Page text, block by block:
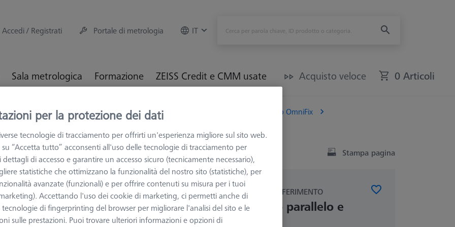
Accedi / Registrati Portale di metrologia IT
Sala metrologica Formazione ZEISS Credit e CMM usate Acquisto veloce 0 Articoli
e Ottiche Fissaggio dei particolari Sistemi di fissaggio
Kit di fissaggio OmniFix
Stampa pagina
PARTI INDIVIDUALI DEI SET DI RIFERIMENTO
Attacco per morsetto parallelo e
dodecaedro
per la protezione dei dati
tecnologie di tracciamento per offrirti un'esperienza migliore sul sito web.
su “Accetta tutto” acconsenti all'uso delle tecnologie di tracciamento per
dettagli di accesso e garantire un accesso sicuro (tecnicamente necessario),
statistiche che ottimizzano la funzionalità del nostro sito (statistiche), per
avanzate (funzionali) e per offrire contenuti su misura per i tuoi
Accettando l'uso dei cookie di marketing, ci permetti anche di
tecnologie di fingerprinting del browser per migliorare l'analisi del sito e le
sulle prestazioni. Puoi trovare ulteriori informazioni e opzioni di